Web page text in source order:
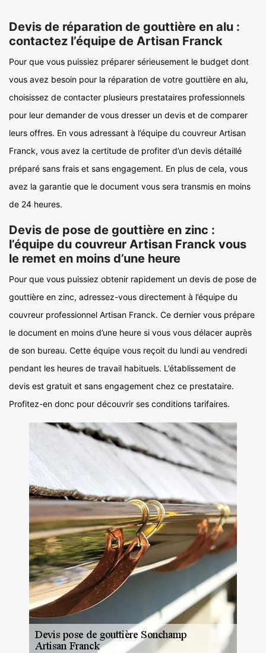
Devis de réparation de gouttière en alu :
contactez l’équipe de Artisan Franck
Pour que vous puissiez préparer sérieusement le budget dont
vous avez besoin pour la réparation de votre gouttière en alu,
choisissez de contacter plusieurs prestataires professionnels
pour leur demander de vous dresser un devis et de comparer
leurs offres. En vous adressant à l’équipe du couvreur Artisan
Franck, vous avez la certitude de profiter d’un devis détaillé
préparé sans frais et sans engagement. En plus de cela, vous
avez la garantie que le document vous sera transmis en moins
de 24 heures.
Devis de pose de gouttière en zinc :
l’équipe du couvreur Artisan Franck vous
le remet en moins d’une heure
Pour que vous puissiez obtenir rapidement un devis de pose de
gouttière en zinc, adressez-vous directement à l’équipe du
couvreur professionnel Artisan Franck. Ce dernier vous prépare
le document en moins d’une heure si vous vous délacer auprès
de son bureau. Cette équipe vous reçoit du lundi au vendredi
pendant les heures de travail habituels. L’établissement de
devis est gratuit et sans engagement chez ce prestataire.
Profitez-en donc pour découvrir ses conditions tarifaires.